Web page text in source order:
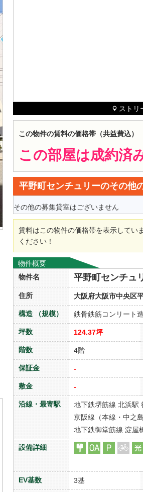
ストリ
この物件の賃料の価格帯（共益費込）
この部屋は成約済
平野町センチュリーのその他
その他の募集貸室はございません
賃料はこの物件の価格帯を表示してい
ください！
物件概要
物件名
平野町センチュ
住所 大阪府大阪市中央区
構造 （規模） 鉄骨鉄筋コンリート
坪数 124.37坪
階数 4階
保証金 -
敷金 -
沿線・最寄駅 地下鉄堺筋線 北浜駅
京阪線（本線・中之
地下鉄御堂筋線 淀屋
設備詳細
EV基数 3基